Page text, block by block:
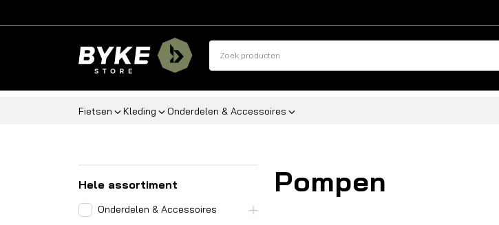
Fietsen Kleding Onderdelen & Accessoires
Hele assortiment
Onderdelen & Accessoires
Pompen